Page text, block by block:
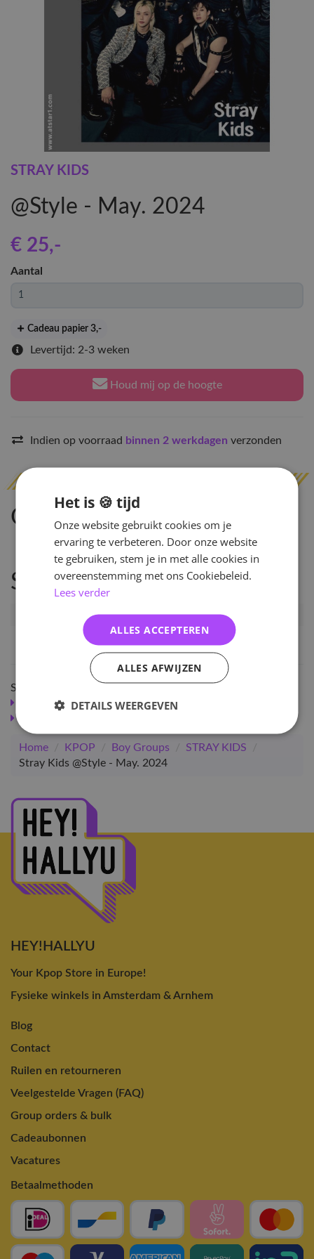
STRAY KIDS
@Style - May. 2024
€ 25,-
Aantal
Cadeau papier 3,-
Levertijd: 2-3 weken
Houd mij op de hoogte
Indien op voorraad binnen 2 werkdagen verzonden
Omschrijving
Specificaties
Artikelnummer
132191
EAN nummer
1000001321912
Shop meer
KPOP Boy Groups
Merchandise
STRAY KIDS
Home / KPOP / Boy Groups / STRAY KIDS
/
Stray Kids @Style - May. 2024
HEY!HALLYU
Your Kpop Store in Europe!
Fysieke winkels in Amsterdam & Arnhem
Blog
Contact
Ruilen en retourneren
Veelgestelde Vragen (FAQ)
Group orders & bulk
Cadeaubonnen
Vacatures
Betaalmethoden
Het is 🍪 tijd
Onze website gebruikt cookies om je
ervaring te verbeteren. Door onze website
te gebruiken, stem je in met alle cookies in
overeenstemming met ons Cookiebeleid.
Lees verder
ALLES ACCEPTEREN
ALLES AFWIJZEN
DETAILS WEERGEVEN